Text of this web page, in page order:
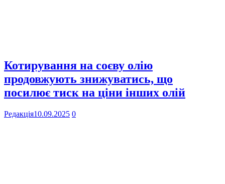
Котирування на соєву олію
продовжують знижуватись, що
посилює тиск на ціни інших олій
Редакція10.09.2025 0